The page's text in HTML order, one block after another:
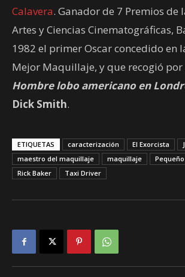
Calavera. Ganador de 7 Premios de
Artes y Ciencias Cinematográficas,
1982 el primer Oscar concedido en
Mejor Maquillaje, y que recogió
Hombre lobo americano en
Dick Smith.
ETIQUETAS caracterización El Exorcista
maestro del maquillaje
maquillaje
Rick Baker
Taxi Driver